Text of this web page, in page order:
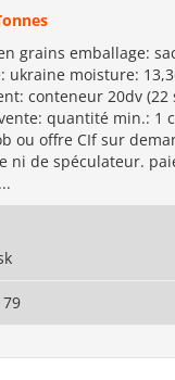
grains emballage:
ukraine moisture:
conteneur 20dv (22
quantité min.: 1
ou offre CIf sur
ni de spéculateur.